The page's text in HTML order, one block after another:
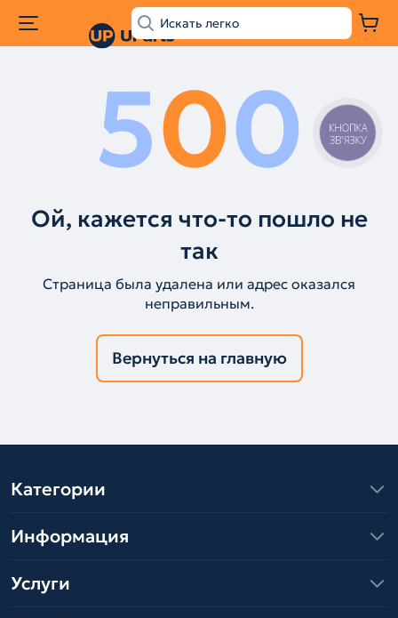
500
Ой, кажется что-то пошло не
так
Страница была удалена или адрес оказался
неправильным.
Вернуться на главную
Категории
Информация
Услуги
КНОПКА
ЗВ'ЯЗКУ